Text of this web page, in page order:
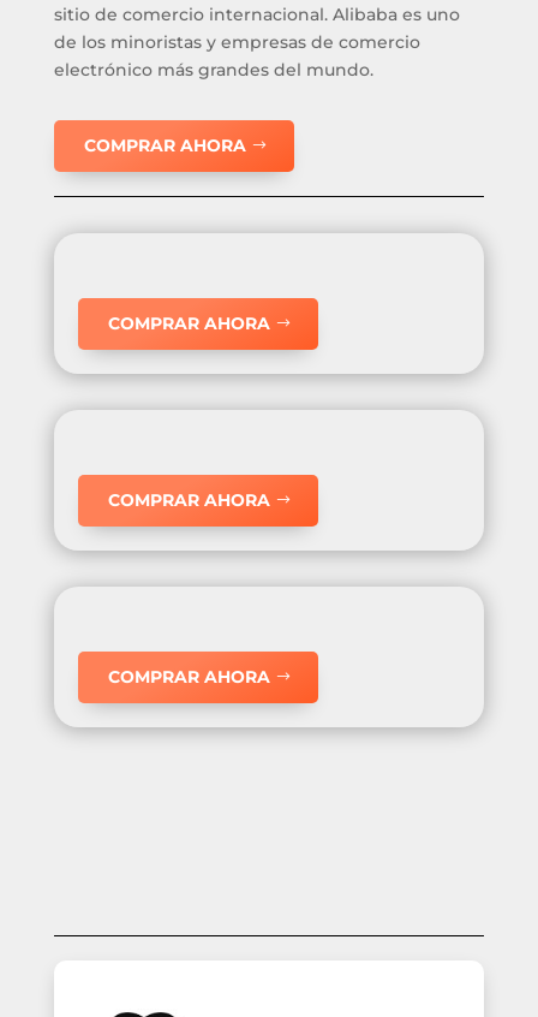
sitio de comercio internacional. Alibaba es uno
de los minoristas y empresas de comercio
electrónico más grandes del mundo.
COMPRAR AHORA
COMPRAR AHORA
COMPRAR AHORA
COMPRAR AHORA